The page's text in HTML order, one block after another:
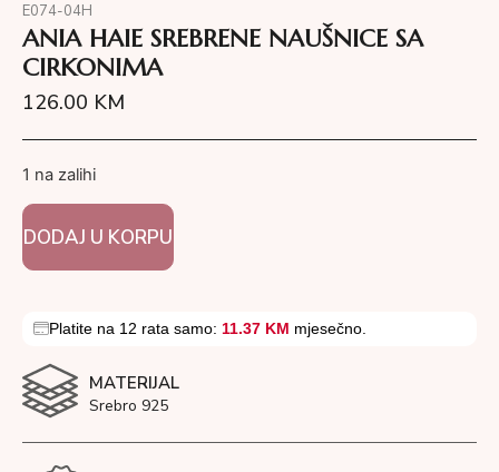
E074-04H
ANIA HAIE SREBRENE NAUŠNICE SA
CIRKONIMA
126.00 KM
1 na zalihi
DODAJ U KORPU
Platite na 12 rata samo: 11.37 KM mjesečno.
MATERIJAL
Srebro 925